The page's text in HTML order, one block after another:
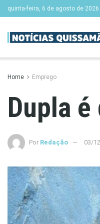
quinta-feira, 6 de agosto de 2026
Home Emprego
Dupla
Por Redação 03/